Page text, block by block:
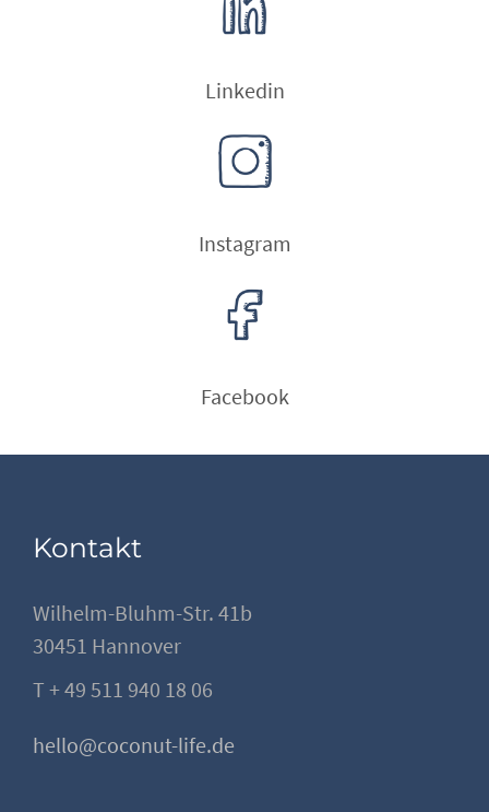
Linkedin
Instagram
Facebook
Kontakt
Wilhelm-Bluhm-Str. 41b
30451 Hannover
T + 49 511 940 18 06
hello@coconut-life.de